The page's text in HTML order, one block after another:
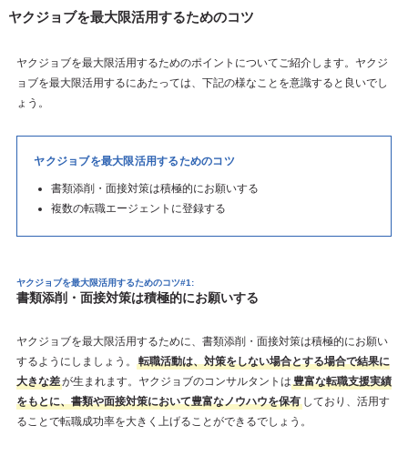
ヤクジョブを最大限活用するためのコツ
ヤクジョブを最大限活用するためのポイントについてご紹介します。ヤクジ
ョブを最大限活用するにあたっては、下記の様なことを意識すると良いでし
ょう。
ヤクジョブを最大限活用するためのコツ
書類添削・面接対策は積極的にお願いする
複数の転職エージェントに登録する
ヤクジョブを最大限活用するためのコツ#1:
書類添削・面接対策は積極的にお願いする
ヤクジョブを最大限活用するために、書類添削・面接対策は積極的にお願い
するようにしましょう。
転職活動は、対策をしない場合とする場合で結果に
大きな差が生まれます。ヤクジョブのコンサルタントは 豊富な転職支援実績
をもとに、書類や面接対策において豊富なノウハウを保有 しており、活用す
ることで転職成功率を大きく上げることができるでしょう。